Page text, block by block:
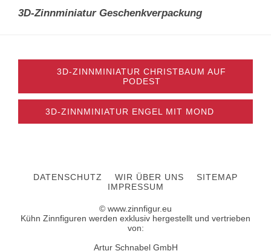
3D-Zinnminiatur Geschenkverpackung
3D-ZINNMINIATUR CHRISTBAUM AUF
PODEST
3D-ZINNMINIATUR ENGEL MIT MOND
DATENSCHUTZ WIR ÜBER UNS
SITEMAP
IMPRESSUM
© www.zinnfigur.eu
Kühn Zinnfiguren werden exklusiv hergestellt und vertrieben
von:
Artur Schnabel GmbH